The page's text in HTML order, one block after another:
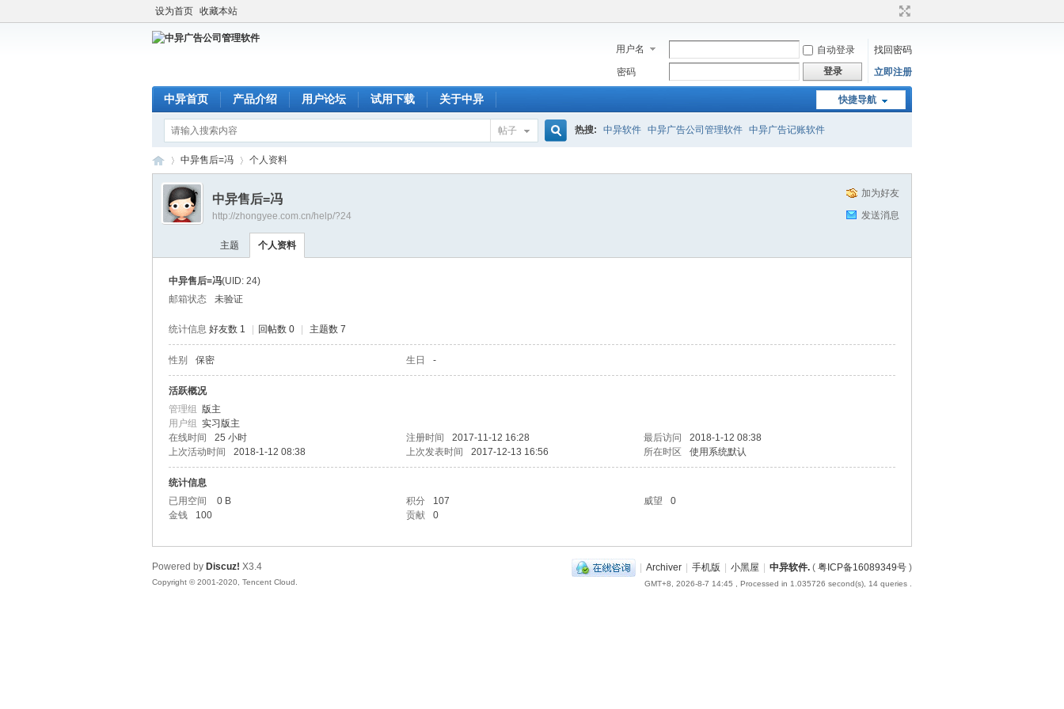
设为首页 收藏本站
用户名 自动登录
找回密码
密码
登录 立即注册
快捷导航
中异首页 产品介绍 用户论坛 试用下载 关于中异
帖子 热搜: 中异软件 中异广告公司管理软件 中异广告记账软件
广
›
中异售后=冯 个人资料
加为好友
发送消息
中异售后=冯
http://zhongyee.com.cn/help/?24
主题 个人资料
中异售后=冯(UID: 24)
邮箱状态
未验证
统计信息 好友数 1 回帖数 0 主题数 7
性别 保密 生日 -
活跃概况
管理组 版主
用户组 实习版主
在线时间
25 小时 注册时间 2017-11-12 16:28 最后访问
2018-1-12 08:38
上次活动时间
2018-1-12 08:38 上次发表时间 2017-12-13 16:56 所在时区 使用系统默认
统计信息
已用空间
0 B 积分 107 威望
0
金钱
100 贡献 0
| Archiver | 手机版 | 小黑屋 | 中异软件. ( 粤ICP备16089349号 )
GMT+8, 2026-8-7 14:45 , Processed in 1.035726 second(s), 14 queries .
Powered by Discuz! X3.4
Copyright © 2001-2020, Tencent Cloud.